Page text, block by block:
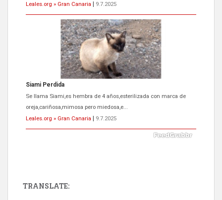
Leales.org » Gran Canaria
9.7.2025
Siami Perdida
Se llama Siami,es hembra de 4 años,esterilizada con marca de
oreja,cariñosa,mimosa pero miedosa,e...
Leales.org » Gran Canaria
9.7.2025
TRANSLATE: